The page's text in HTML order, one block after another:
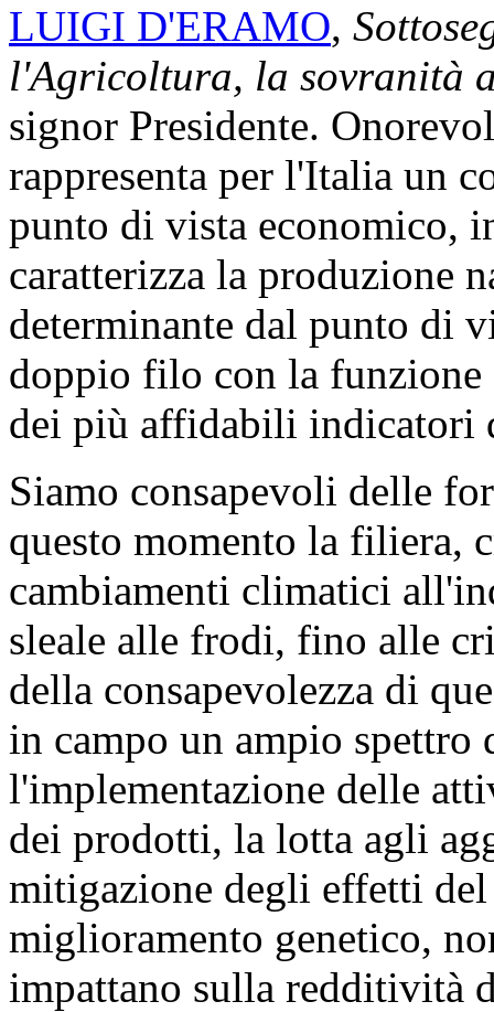
LUIGI D'ERAMO,
l'Agricoltura, la sovranità
signor Presidente.
rappresenta per l'Italia un
punto di vista economico,
caratterizza la produzione
determinante dal punto di
doppio filo con la
dei più affidabili indicatori
Siamo consapevoli delle
questo momento la filiera,
cambiamenti climatici
sleale alle frodi, fino alle
della consapevolezza di
in campo un ampio spettro
l'implementazione delle
dei prodotti, la lotta agli
mitigazione degli effetti
miglioramento genetico,
impattano sulla redditività